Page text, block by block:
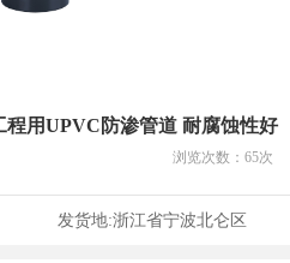
用UPVC防渗管道 耐腐蚀性好
浏览次数： 65次
发货地:浙江省宁波北仑区